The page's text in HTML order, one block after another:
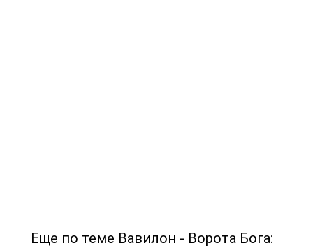
Еще по теме Вавилон - Ворота Бога: